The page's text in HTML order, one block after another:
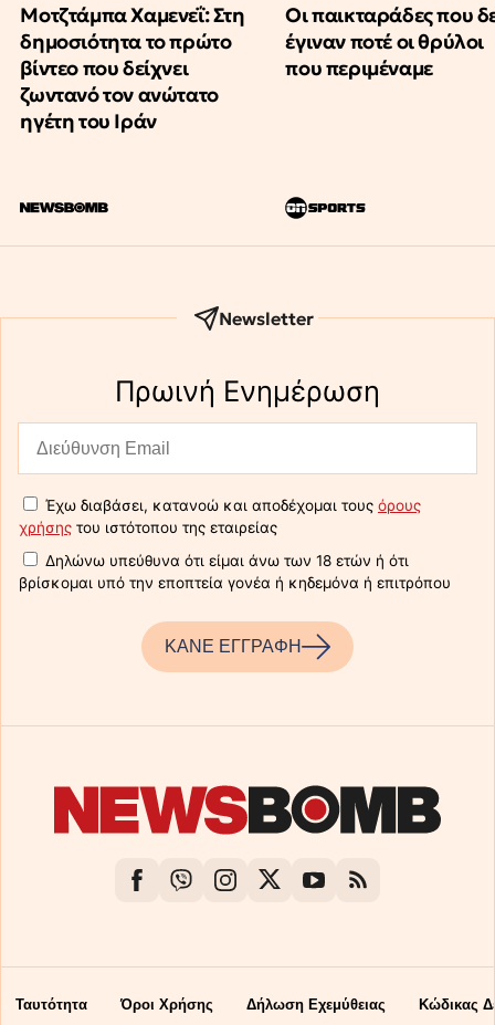
Μοτζτάμπα Χαμενεΐ: Στη
δημοσιότητα το πρώτο
βίντεο που δείχνει
ζωντανό τον ανώτατο
ηγέτη του Ιράν
Οι παικταράδες που
έγιναν ποτέ οι θρύλοι
που περιμέναμε
Newsletter
Πρωινή Eνημέρωση
Έχω διαβάσει, κατανοώ και αποδέχομαι τους όρους
χρήσης του ιστότοπου της εταιρείας
Δηλώνω υπεύθυνα ότι είμαι άνω των 18 ετών ή ότι
βρίσκομαι υπό την εποπτεία γονέα ή κηδεμόνα ή επιτρόπου
ΚΑΝΕ ΕΓΓΡΑΦΗ
Ταυτότητα Όροι Χρήσης Δήλωση Εχεμύθειας Κώδικας